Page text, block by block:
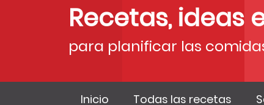
Recetas, ideas
para planificar las
Inicio Todas las recetas